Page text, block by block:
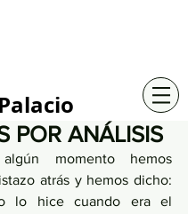
POR ANÁLISIS
momento hemos
atrás y hemos dicho:
lo hice cuando era el